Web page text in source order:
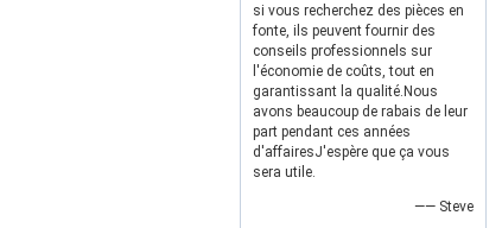
si vous recherchez des pièces en
fonte, ils peuvent fournir des
conseils professionnels sur
l'économie de coûts, tout en
garantissant la qualité.Nous
avons beaucoup de rabais de leur
part pendant ces années
d'affairesJ'espère que ça vous
sera utile.
—— Steve